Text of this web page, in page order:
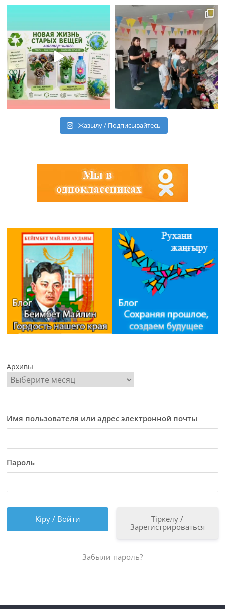
Жазылу / Подписывайтесь
Архивы
Имя пользователя или адрес электронной почты
Пароль
Тіркелу /
Зарегистрироваться
Забыли пароль?